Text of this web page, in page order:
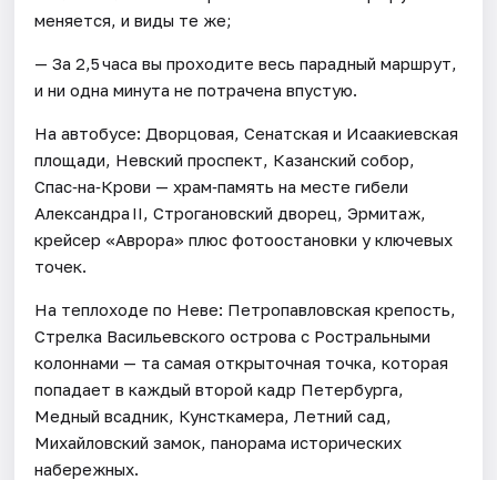
меняется, и виды те же;
— За 2,5 часа вы проходите весь парадный маршрут,
и ни одна минута не потрачена впустую.
На автобусе: Дворцовая, Сенатская и Исаакиевская
площади, Невский проспект, Казанский собор,
Спас‑на‑Крови — храм‑память на месте гибели
Александра II, Строгановский дворец, Эрмитаж,
крейсер «Аврора» плюс фотоостановки у ключевых
точек.
На теплоходе по Неве: Петропавловская крепость,
Стрелка Васильевского острова с Ростральными
колоннами — та самая открыточная точка, которая
попадает в каждый второй кадр Петербурга,
Медный всадник, Кунсткамера, Летний сад,
Михайловский замок, панорама исторических
набережных.